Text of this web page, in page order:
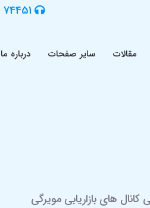
74451 - 021
مقالات سایر صفحات درباره ما
های بازاریابی مویرگی